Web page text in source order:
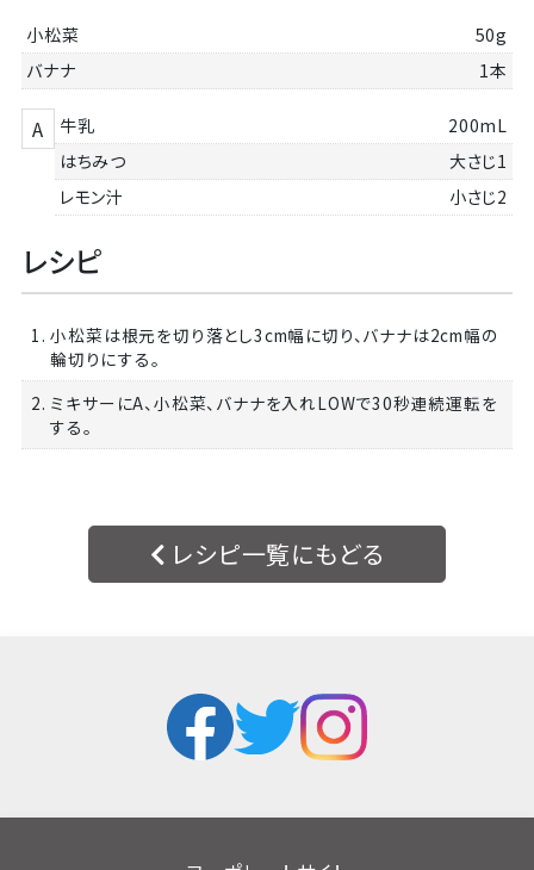
小松菜
50g
バナナ
1本
A 牛乳
200mL
はちみつ
大さじ1
レモン汁
小さじ2
レシピ
1. 小松菜は根元を切り落とし3cm幅に切り、バナナは2cm幅の
輪切りにする。
2. ミキサーにA、小松菜、バナナを入れLOWで30秒連続運転を
する。
レシピ一覧にもどる